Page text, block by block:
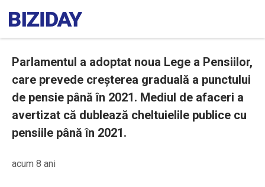
Parlamentul a adoptat noua Lege a Pensiilor,
care prevede creșterea graduală a punctului
de pensie până în 2021. Mediul de afaceri a
avertizat că dublează cheltuielile publice cu
pensiile până în 2021.
acum 8 ani